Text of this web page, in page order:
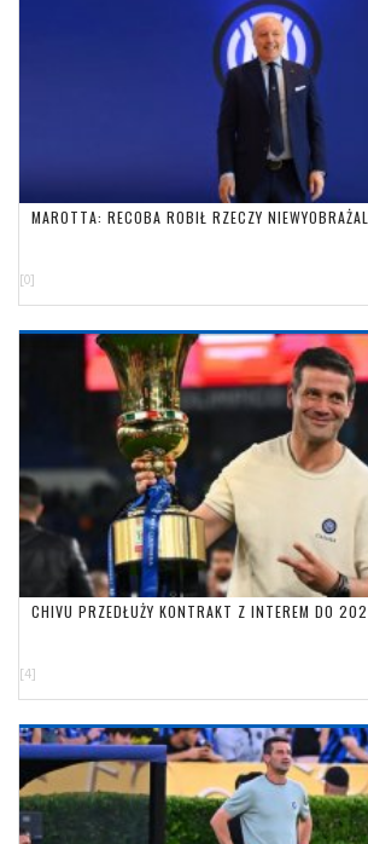
MAROTTA: RECOBA ROBIŁ RZECZY
[0]
CHIVU PRZEDŁUŻY KONTRAKT Z INTEREM DO
[4]